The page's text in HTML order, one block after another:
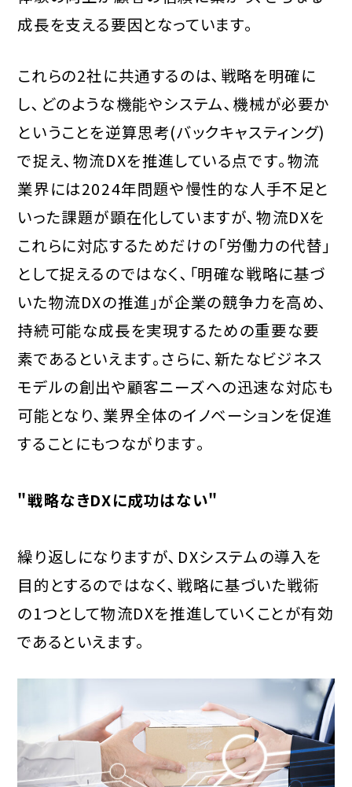
成長を支える要因となっています｡
これらの2社に共通するのは､戦略を明確に
し､どのような機能やシステム､機械が必要か
ということを逆算思考(バックキャスティング)
で捉え､物流DXを推進している点です｡物流
業界には2024年問題や慢性的な人手不足と
いった課題が顕在化していますが､物流DXを
これらに対応するためだけの「労働力の代替」
として捉えるのではなく､「明確な戦略に基づ
いた物流DXの推進」が企業の競争力を高め､
持続可能な成長を実現するための重要な要
素であるといえます｡さらに､新たなビジネス
モデルの創出や顧客ニーズへの迅速な対応も
可能となり､業界全体のイノベーションを促進
することにもつながります｡
"戦略なきDXに成功はない"
繰り返しになりますが､DXシステムの導入を
目的とするのではなく､戦略に基づいた戦術
の1つとして物流DXを推進していくことが有効
であるといえます｡